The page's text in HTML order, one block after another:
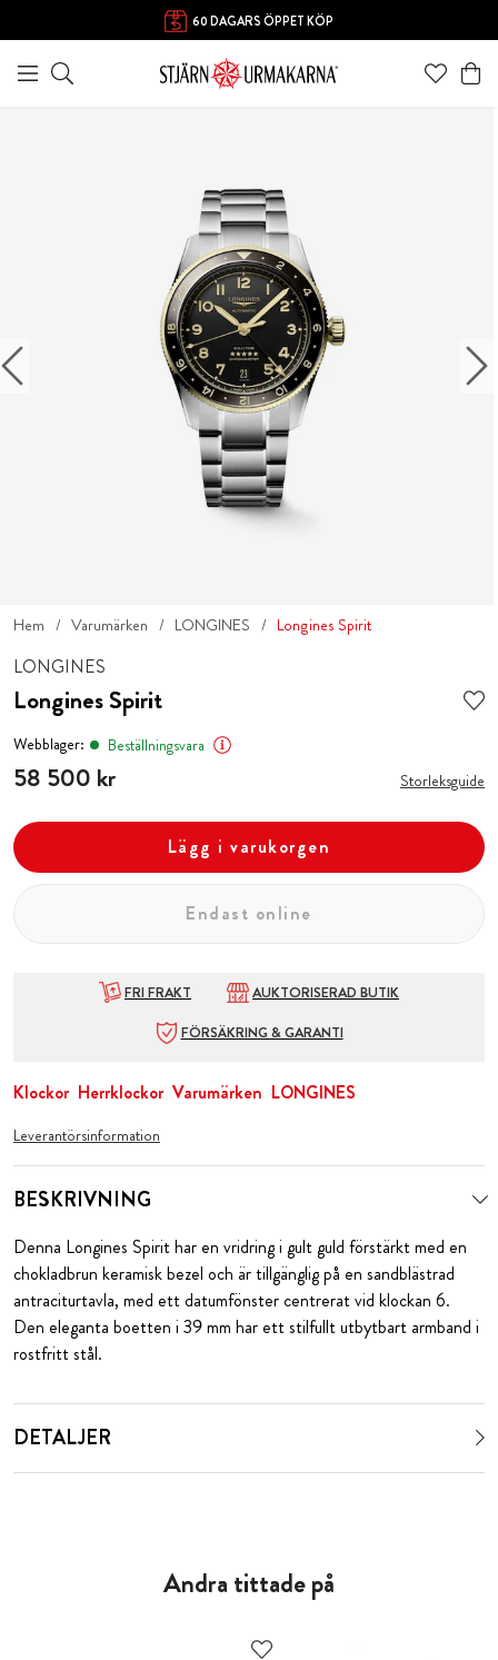
60 DAGARS ÖPPET KÖP
Hem Varumärken LONGINES Longines Spirit
LONGINES
Longines Spirit
Webblager: Beställningsvara
Pris :58 500 kr
58 500 kr Storleksguide
Lägg i varukorgen
Endast online
FRI FRAKT
AUKTORISERAD BUTIK
FÖRSÄKRING & GARANTI
Klockor Herrklockor Varumärken LONGINES
Leverantörsinformation
BESKRIVNING
Denna Longines Spirit har en vridring i gult guld förstärkt med en
chokladbrun keramisk bezel och är tillgänglig på en sandblästrad
antraciturtavla, med ett datumfönster centrerat vid klockan 6.
Den eleganta boetten i 39 mm har ett stilfullt utbytbart armband i
rostfritt stål.
DETALJER
Andra tittade på